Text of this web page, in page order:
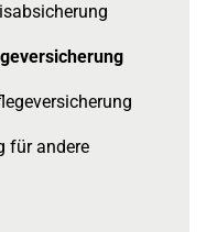
für andere